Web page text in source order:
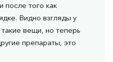
после того как
Видно взгляды у
вещи, но теперь
препараты, это